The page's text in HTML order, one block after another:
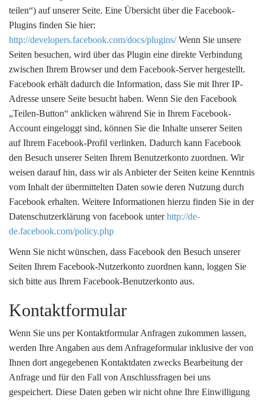
teilen“) auf unserer Seite. Eine Übersicht über die Facebook-
Plugins finden Sie hier:
http://developers.facebook.com/docs/plugins/Wenn Sie unsere
Seiten besuchen, wird über das Plugin eine direkte Verbindung
zwischen Ihrem Browser und dem Facebook-Server hergestellt.
Facebook erhält dadurch die Information, dass Sie mit Ihrer IP-
Adresse unsere Seite besucht haben. Wenn Sie den Facebook
„Teilen-Button“ anklicken während Sie in Ihrem Facebook-
Account eingeloggt sind, können Sie die Inhalte unserer Seiten
auf Ihrem Facebook-Profil verlinken. Dadurch kann Facebook
den Besuch unserer Seiten Ihrem Benutzerkonto zuordnen. Wir
weisen darauf hin, dass wir als Anbieter der Seiten keine Kenntnis
vom Inhalt der übermittelten Daten sowie deren Nutzung durch
Facebook erhalten. Weitere Informationen hierzu finden Sie in der
Datenschutzerklärung von facebook unterhttp://de-
de.facebook.com/policy.php
Wenn Sie nicht wünschen, dass Facebook den Besuch unserer
Seiten Ihrem Facebook-Nutzerkonto zuordnen kann, loggen Sie
sich bitte aus Ihrem Facebook-Benutzerkonto aus.
Kontaktformular
Wenn Sie uns per Kontaktformular Anfragen zukommen lassen,
werden Ihre Angaben aus dem Anfrageformular inklusive der von
Ihnen dort angegebenen Kontaktdaten zwecks Bearbeitung der
Anfrage und für den Fall von Anschlussfragen bei uns
gespeichert. Diese Daten geben wir nicht ohne Ihre Einwilligung